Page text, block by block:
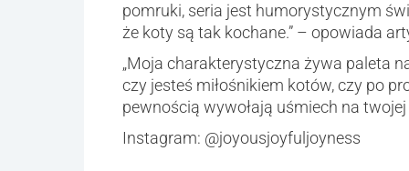
pomruki, seria jest humorystycznym
że koty są tak kochane.” – opowiada
„Moja charakterystyczna żywa paleta
czy jesteś miłośnikiem kotów, czy po
pewnością wywołają uśmiech na
Instagram: @joyousjoyfuljoyness